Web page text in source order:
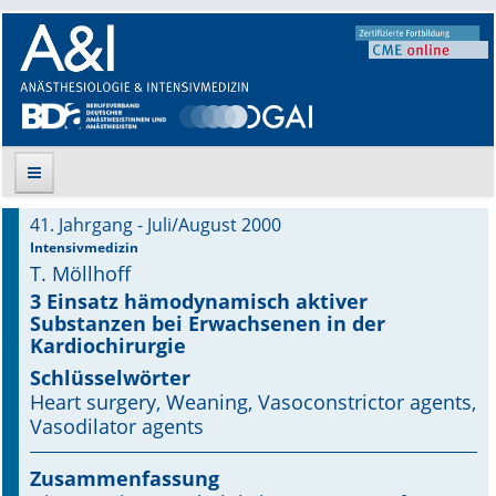
Suche
Aktuelle Ausgabe
Leitlinien
Archiv
Supplements
Supplements OrphanAnesthesia
41. Jahrgang - Juli/August 2000
Intensivmedizin
T. Möllhoff
3 Einsatz hämodynamisch aktiver
Substanzen bei Erwachsenen in der
Kardiochirurgie
Schlüsselwörter
Heart surgery, Weaning, Vasoconstrictor agents,
Vasodilator agents
Zusammenfassung